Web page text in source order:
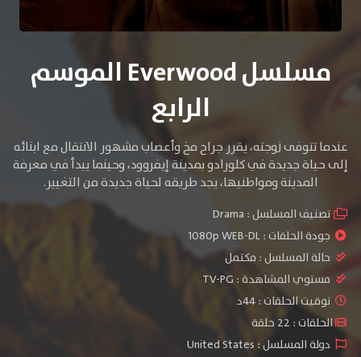
مسلسل Everwood الموسم
الرابع
عندما تتوفى زوجته، يقرر جراح مخ وأعصاب مشهور الانتقال مع ابنائه
إلى حياة جديدة في كلورادو بمدينة إيفروود، وحينما يبدأ في معرفة
المدينة ومواطنيها، يجد طريقه لحياة جديدة من التغيير.
تصنيف المسلسل : Drama
جودة الحلقات :1080p WEB-DL
حالة المسلسل : مكتمل
مستوي المشاهدة : TV-PG
توقيت الحلقات : 44د
الحلقات : 22 حلقة
دولة المسلسل : United States